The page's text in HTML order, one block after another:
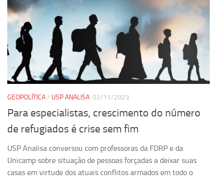
e Políticas Públicas Contemporâneas
Grupos de pesquisa encerrados
Ano Sabático
Daniel Domingues dos Santos
Programas Ano Sabático Encerrados
Cíntia Rosa Pereira de Lima
Cristina Godoy Bernardo de Oliveira (FDRP)
Evandro Eduardo Seron Ruiz
Fabiana Cristina Severi (FDRP)
Fernando de Lima Caneppele
Geciane Silveira Porto
GEOPOLÍTICA/ USP ANALISA 02/11/2023
Para especialistas, crescimento do número
de refugiados é crise sem fim
USP Analisa conversou com professoras da FDRP e da
Unicamp sobre situação de pessoas forçadas a deixar suas
casas em virtude dos atuais conflitos armados em todo o